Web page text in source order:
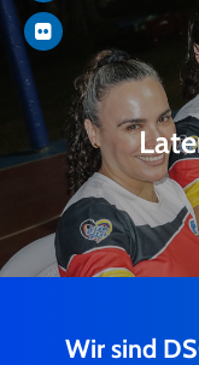
Wir sind